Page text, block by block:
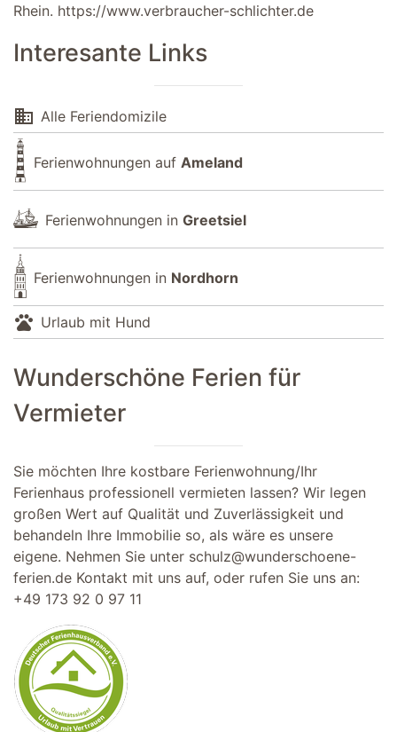
Rhein. https://www.verbraucher-schlichter.de
Interesante Links
domain Alle Feriendomizile
Ferienwohnungen auf Ameland
Ferienwohnungen in Greetsiel
Ferienwohnungen in Nordhorn
pets Urlaub mit Hund
Wunderschöne Ferien für
Vermieter
Sie möchten Ihre kostbare Ferienwohnung/Ihr
Ferienhaus professionell vermieten lassen? Wir legen
großen Wert auf Qualität und Zuverlässigkeit und
behandeln Ihre Immobilie so, als wäre es unsere
eigene. Nehmen Sie unter schulz@wunderschoene-
ferien.de Kontakt mit uns auf, oder rufen Sie uns an:
+49 173 92 0 97 11